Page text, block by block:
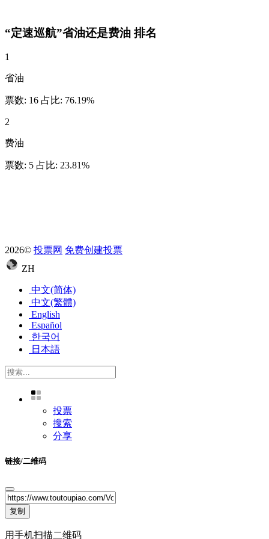
“定速巡航”省油还是费油 排名
1
省油
票数: 16 占比: 76.19%
2
费油
票数: 5 占比: 23.81%
2026© 投票网 免费创建投票
ZH
中文(简体)
中文(繁體)
English
Español
한국어
日本語
投票
搜索
分享
链接/二维码
复制
用手机扫描二维码